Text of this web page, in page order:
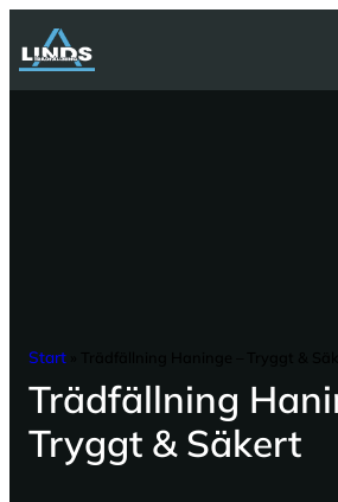
Hoppa
till
Start
Trädfällning
Tryggt & Säkert